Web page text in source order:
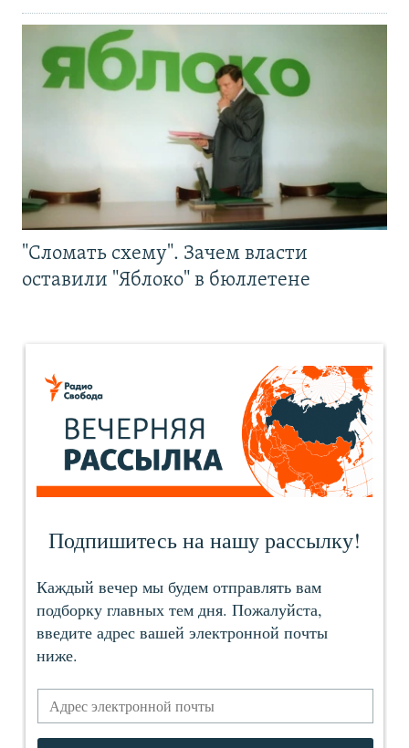
"Сломать схему". Зачем власти
оставили "Яблоко" в бюллетене